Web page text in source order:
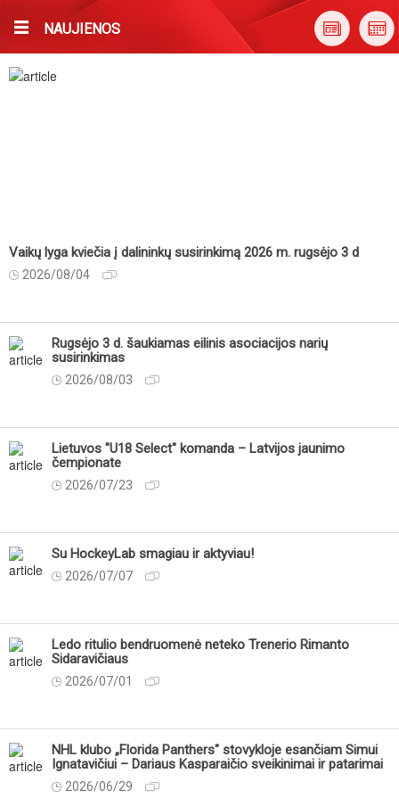
NAUJIENOS
Vaikų lyga kviečia į dalininkų susirinkimą 2026 m. rugsėjo 3 d
2026/08/04
Rugsėjo 3 d. šaukiamas eilinis asociacijos narių
susirinkimas
2026/08/03
Lietuvos "U18 Select" komanda – Latvijos jaunimo
čempionate
2026/07/23
Su HockeyLab smagiau ir aktyviau!
2026/07/07
Ledo ritulio bendruomenė neteko Trenerio Rimanto
Sidaravičiaus
2026/07/01
NHL klubo „Florida Panthers" stovykloje esančiam Simui
Ignatavičiui – Dariaus Kasparaičio sveikinimai ir patarimai
2026/06/29